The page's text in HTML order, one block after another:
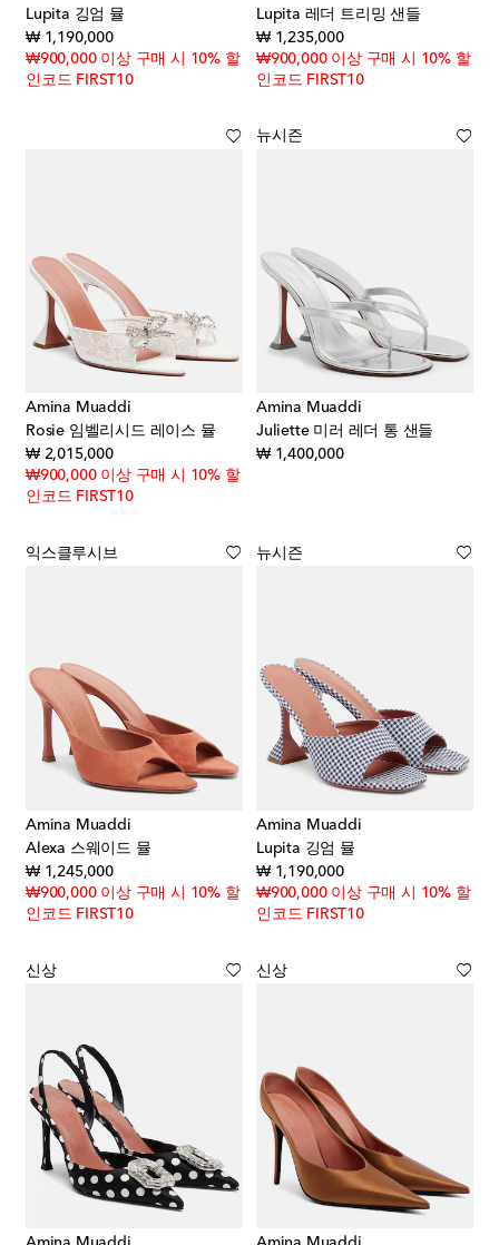
Lupita 깅엄 뮬
₩ 1,190,000original price
₩900,000 이상 구매 시 10% 할
인코드 FIRST10
Lupita 레더 트리밍 샌들
₩ 1,235,000original price
₩900,000 이상 구매 시 10% 할
인코드 FIRST10
Amina Muaddi
Rosie 임벨리시드 레이스 뮬
₩ 2,015,000original price
₩900,000 이상 구매 시 10% 할
인코드 FIRST10
뉴시즌
Amina Muaddi
Juliette 미러 레더 통 샌들
₩ 1,400,000original price
익스클루시브
Amina Muaddi
Alexa 스웨이드 뮬
₩ 1,245,000original price
₩900,000 이상 구매 시 10% 할
인코드 FIRST10
뉴시즌
Amina Muaddi
Lupita 깅엄 뮬
₩ 1,190,000original price
₩900,000 이상 구매 시 10% 할
인코드 FIRST10
신상 신상